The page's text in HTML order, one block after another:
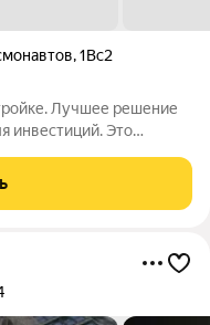
,1Вс2
Лучшее решение
инвестиций. Это
при входе